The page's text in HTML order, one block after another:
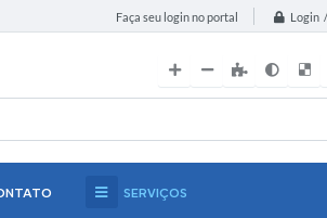
Faça seu login no portal Login
SERVIÇOS